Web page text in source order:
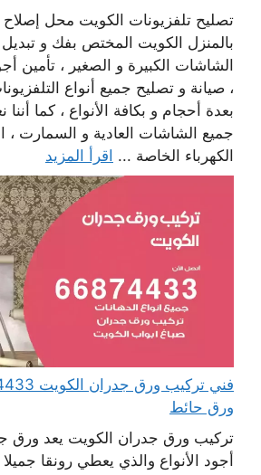
تصليح تلفزيونات الكويت محل
بالمنزل الكويت المختص بفك و تبديل
الشاشات الكبيرة و الصغير ، تأمين
، صيانة و تصليح جميع أنواع
بعدة أحجام و بكافة الأنواع ، كما
جميع الشاشات العادية و السمارت ،
الكهرباء الخاصة ... اقرأ المزيد
ورق حائط
تركيب ورق جدران الكويت يعد ورق
أجود الأنواع والذي يعطي رونقا